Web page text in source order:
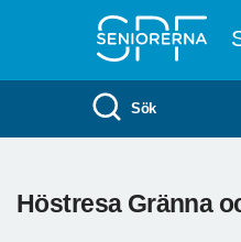
Sök
Höstresa Gränna